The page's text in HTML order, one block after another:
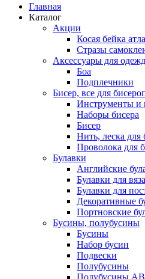
Главная
Каталог
Акции
Косая бейка
Стразы
Аксессуары для
Боа
Подплечники
Бисер, все для
Инструменты и
Наборы бисера
Бисер
Нить, леска для
Проволока для
Булавки
Английские
Булавки для
Булавки для
Декоративные
Портновские
Бусины, полубусины
Бусины
Набор бусин
Подвески
Полубусины
Полубусины AB